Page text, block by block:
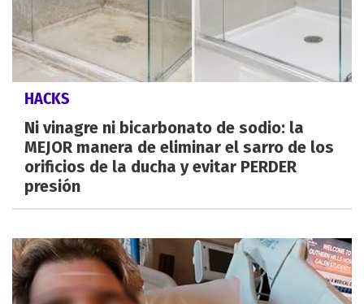
HACKS
Ni vinagre ni bicarbonato de sodio: la
MEJOR manera de eliminar el sarro de los
orificios de la ducha y evitar PERDER
presión